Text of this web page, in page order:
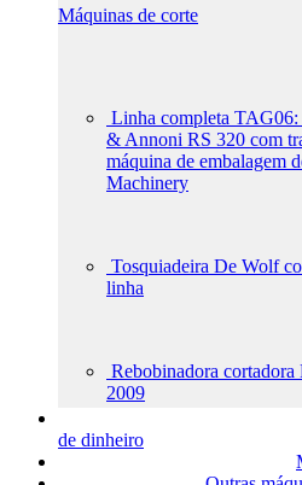
Máquinas de corte
Linha completa TAG06:
& Annoni RS 320 com
máquina de embalagem
Machinery
Tosquiadeira De Wolf
linha
Rebobinadora
2009
de dinheiro